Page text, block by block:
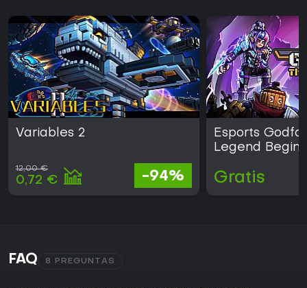
Variables 2
12,00 €
0,72 € -94%
Esports
Legend Begins
Gratis
FAQ 8 PREGUNTAS